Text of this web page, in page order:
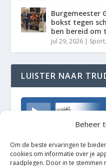
Beheer
Om de beste ervaringen te
cookies om informatie over je
raadplegen. Door in te stemmen
Burgemeester
bokst tegen
ben bereid
jul 29, 2026 | Sport
LUISTER NAAR